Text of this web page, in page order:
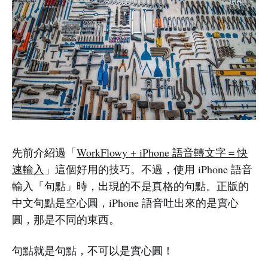
先前介紹過「WorkFlowy + iPhone 語音轉文字＝快
速輸入 」這個好用的技巧。不過，使用 iPhone 語音
輸入「句點」時，出現的不是真格的句點。正版的
中文句點是空心圓，iPhone 語音吐出來的是實心
圓，那是不同的東西。
句點就是句點，不可以是實心圓！